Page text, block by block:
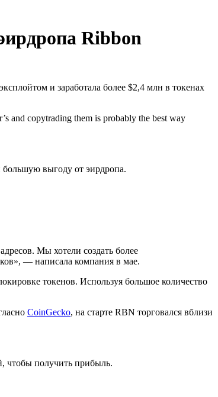
Ribbon
и заработала более $2,4 млн в токенах
and copytrading them is probably the best way
большую выгоду от эирдропа.
Мы хотели создать более
— написала компания в мае.
токенов. Используя большое количество
CoinGecko, на старте RBN торговался вблизи
чтобы получить прибыль.